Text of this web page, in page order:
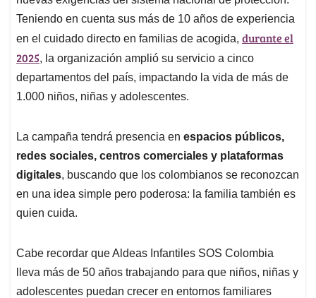
Teniendo en cuenta sus más de 10 años de experiencia
en el cuidado directo en familias de acogida, durante el
2025, la organización amplió su servicio a cinco
departamentos del país, impactando la vida de más de
1.000 niños, niñas y adolescentes.
La campaña tendrá presencia en espacios públicos,
redes sociales, centros comerciales y plataformas
digitales, buscando que los colombianos se reconozcan
en una idea simple pero poderosa: la familia también es
quien cuida.
Cabe recordar que Aldeas Infantiles SOS Colombia
lleva más de 50 años trabajando para que niños, niñas y
adolescentes puedan crecer en entornos familiares